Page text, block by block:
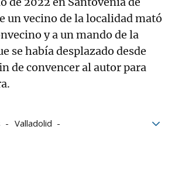
un vecino de la localidad mató
y a un mando de la
se había desplazado desde
de convencer al autor para
Valladolid